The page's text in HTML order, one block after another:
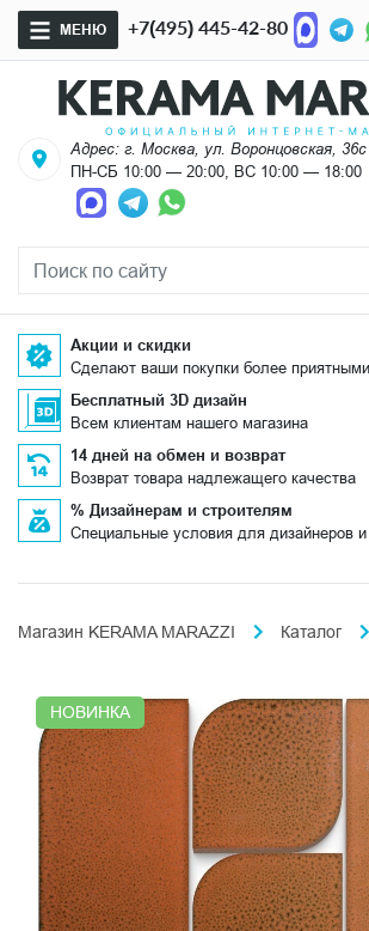
МЕНЮ +7(495) 445-42-80
Адрес: г. Москва, ул. Воронцовская,
ПН-СБ 10:00 — 20:00, ВС 10:00 — 18:00
Акции и скидки
Сделают ваши покупки более приятными
Бесплатный 3D дизайн
Всем клиентам нашего магазина
14 дней на обмен и возврат
Возврат товара надлежащего качества
% Дизайнерам и строителям
Специальные условия для дизайнеров и
Магазин KERAMA MARAZZI Каталог
НОВИНКА